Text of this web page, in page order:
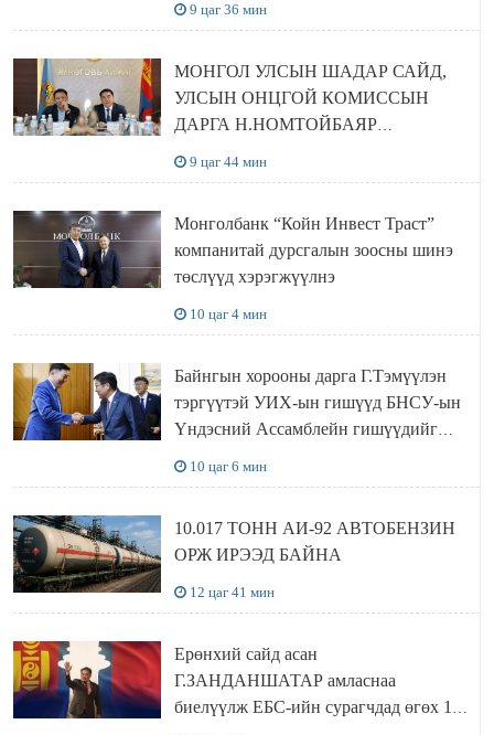
9 цаг 36 мин
МОНГОЛ УЛСЫН ШАДАР САЙД,
УЛСЫН ОНЦГОЙ КОМИССЫН
ДАРГА Н.НОМТОЙБАЯР
9 цаг 44 мин
Монголбанк “Койн Инвест Траст”
компанитай дурсгалын зоосны шинэ
төслүүд хэрэгжүүлнэ
10 цаг 4 мин
Байнгын хорооны дарга Г.Тэмүүлэн
тэргүүтэй УИХ-ын гишүүд БНСУ-ын
Үндэсний Ассамблейн гишүүдийг
10 цаг 6 мин
10.017 ТОНН АИ-92 АВТОБЕНЗИН
ОРЖ ИРЭЭД БАЙНА
12 цаг 41 мин
Ерөнхий сайд асан
Г.ЗАНДАНШАТАР амласнаа
биелүүлж ЕБС-ийн сурагчдад өгөх 10.